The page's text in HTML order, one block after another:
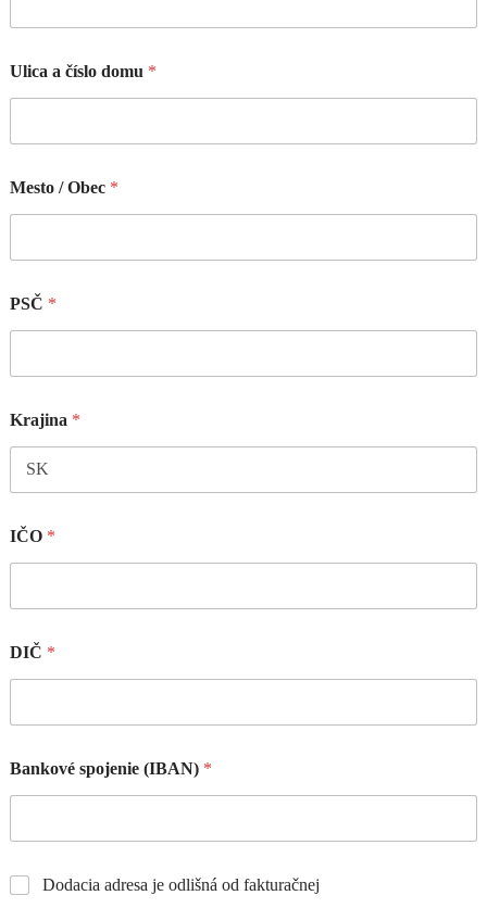
Ulica a číslo domu *
Mesto / Obec *
PSČ *
Krajina *
IČO *
DIČ *
Bankové spojenie (IBAN) *
Dodacia adresa je odlišná od fakturačnej